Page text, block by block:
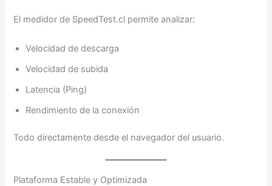
El medidor de SpeedTest.cl permite analizar:
Velocidad de descarga
Velocidad de subida
Latencia (Ping)
Rendimiento de la conexión
Todo directamente desde el navegador del usuario.
Plataforma Estable y Optimizada